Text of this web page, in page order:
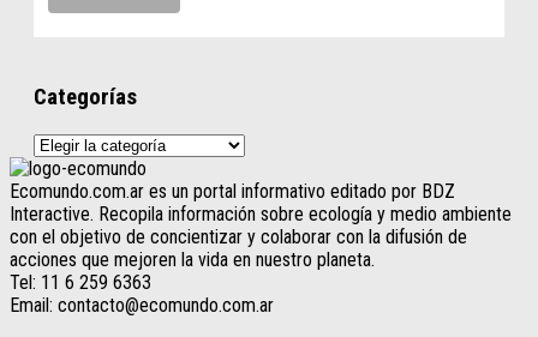
Categorías
Categorías
Ecomundo.com.ar es un portal informativo editado por BDZ
Interactive. Recopila información sobre ecología y medio ambiente
con el objetivo de concientizar y colaborar con la difusión de
acciones que mejoren la vida en nuestro planeta.
Tel: 11 6 259 6363
Email: contacto@ecomundo.com.ar